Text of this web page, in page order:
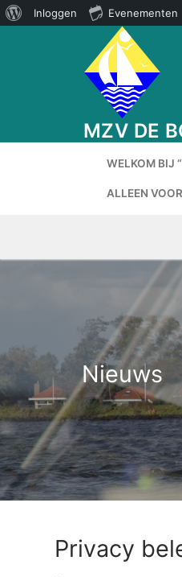
Over
Inloggen Evenementen
MZV DE
WELKOM BIJ
ALLEEN
Nieuws
Privacy